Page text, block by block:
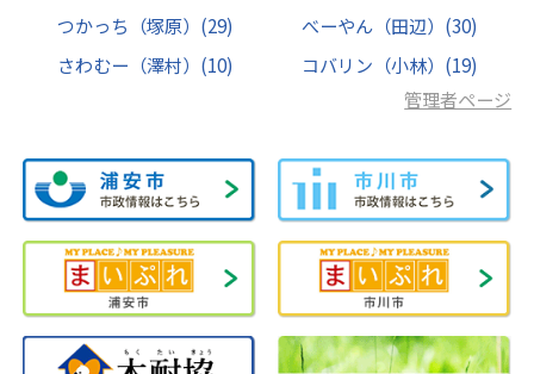
つかっち（塚原） (29) べーやん（田辺） (30)
さわむー（澤村） (10) コバリン（小林） (19)
管理者ページ